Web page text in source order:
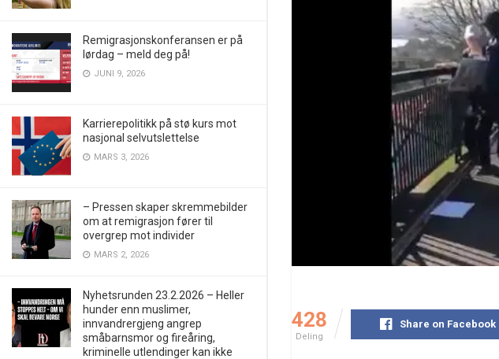
Remigrasjonskonferansen er på
lørdag – meld deg på!
JUNI 9, 2026
Karrierepolitikk på stø kurs mot
nasjonal selvutslettelse
MARS 3, 2026
– Pressen skaper skremmebilder
om at remigrasjon fører til
overgrep mot individer
MARS 2, 2026
Nyhetsrunden 23.2.2026 – Heller
hunder enn muslimer,
innvandrergjeng angrep
småbarnsmor og fireåring,
kriminelle utlendinger kan ikke
428
Deling
Share on Facebook